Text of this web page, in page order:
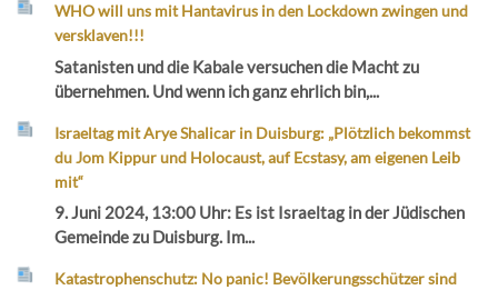
WHO will uns mit Hantavirus in den Lockdown zwingen und
versklaven!!!
Satanisten und die Kabale versuchen die Macht zu
übernehmen. Und wenn ich ganz ehrlich bin,...
Israeltag mit Arye Shalicar in Duisburg: „Plötzlich bekommst
du Jom Kippur und Holocaust, auf Ecstasy, am eigenen Leib
mit“
9. Juni 2024, 13:00 Uhr: Es ist Israeltag in der Jüdischen
Gemeinde zu Duisburg. Im...
Katastrophenschutz: No panic! Bevölkerungsschützer sind